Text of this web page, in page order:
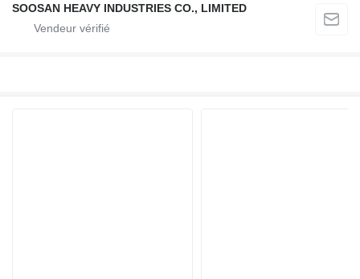
SOOSAN HEAVY INDUSTRIES CO., LIMITED